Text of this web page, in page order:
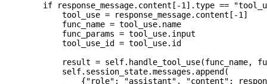
        if
response_message.content[ -1].type ==
            tool_use
= response_message.content[ -1]
            func_name
= tool_use.name
            func_params
= tool_use.input
            tool_use_id
= tool_use.id
            result
= self.handle_tool_use(func_name,
            self
.session_state.messages.append(
                {
"role" : "assistant" , "content" :